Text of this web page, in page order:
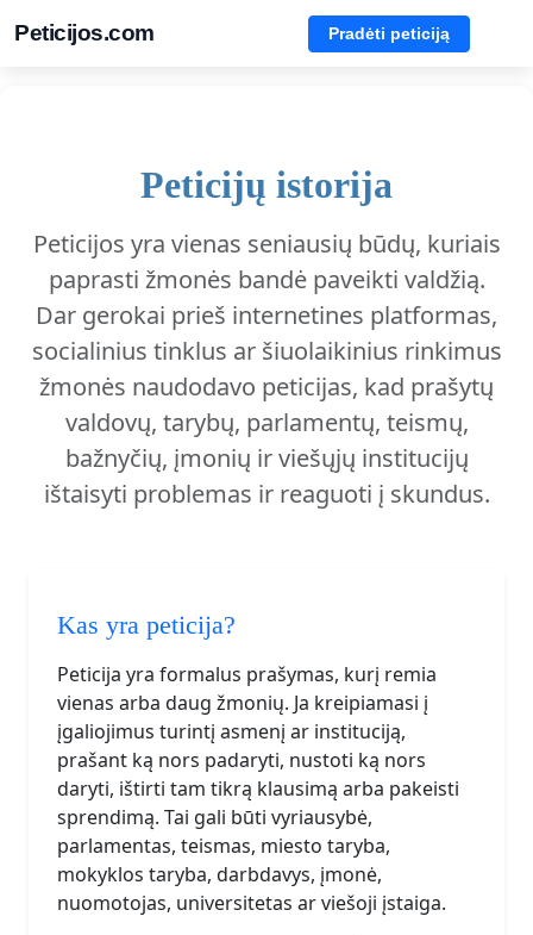
Peticijos.com Pradėti peticiją
Peticijų istorija
Peticijos yra vienas seniausių būdų, kuriais
paprasti žmonės bandė paveikti valdžią.
Dar gerokai prieš internetines platformas,
socialinius tinklus ar šiuolaikinius rinkimus
žmonės naudodavo peticijas, kad prašytų
valdovų, tarybų, parlamentų, teismų,
bažnyčių, įmonių ir viešųjų institucijų
ištaisyti problemas ir reaguoti į skundus.
Kas yra peticija?
Peticija yra formalus prašymas, kurį remia
vienas arba daug žmonių. Ja kreipiamasi į
įgaliojimus turintį asmenį ar instituciją,
prašant ką nors padaryti, nustoti ką nors
daryti, ištirti tam tikrą klausimą arba pakeisti
sprendimą. Tai gali būti vyriausybė,
parlamentas, teismas, miesto taryba,
mokyklos taryba, darbdavys, įmonė,
nuomotojas, universitetas ar viešoji įstaiga.